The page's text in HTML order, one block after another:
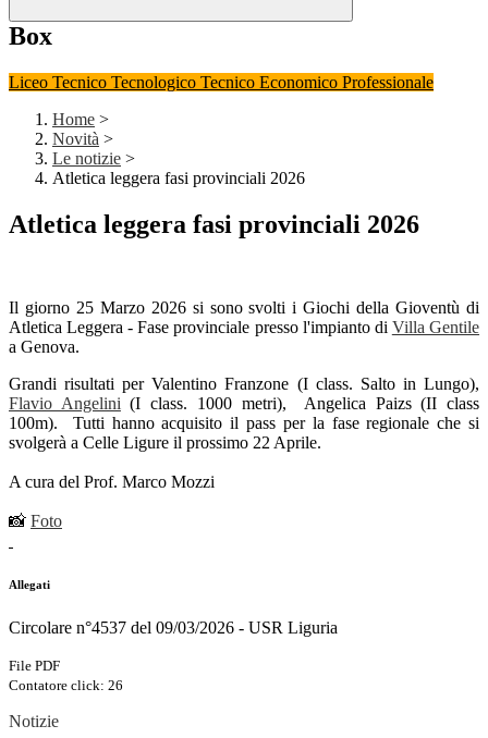
Box
Liceo Tecnico Tecnologico Tecnico Economico Professionale
Home >
Novità >
Le notizie >
Atletica leggera fasi provinciali 2026
Atletica leggera fasi provinciali 2026
Il giorno 25 Marzo 2026 si sono svolti i Giochi della Gioventù di
Atletica Leggera - Fase provinciale presso l'impianto di Villa Gentile
a Genova.
Grandi risultati per Valentino Franzone (I class. Salto in Lungo),
Flavio Angelini (I class. 1000 metri), Angelica Paizs (II class
100m). Tutti hanno acquisito il pass per la fase regionale che si
svolgerà a Celle Ligure il prossimo 22 Aprile.
A cura del Prof. Marco Mozzi
📸 Foto
Allegati
Circolare n°4537 del 09/03/2026 - USR Liguria
File PDF
Contatore click: 26
Notizie